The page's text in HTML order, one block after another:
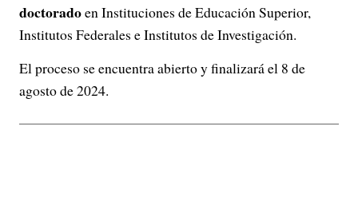
doctoradoen Instituciones de Educación Superior,
Institutos Federales e Institutos de Investigación.
El proceso se encuentra abierto y finalizará el 8 de
agosto de 2024.